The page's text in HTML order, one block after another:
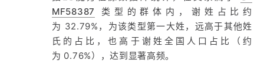
MF58387
类型的群体内，谢姓占比约
为 32.79%，为该类型第一大姓，远高于其他姓
氏的占比，也高于谢姓全国人口占比（约
为 0.76%），达到显著高频。